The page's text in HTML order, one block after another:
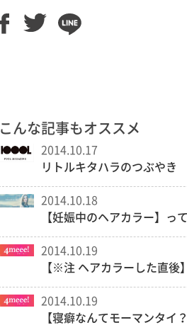
こんな記事もオススメ
2014.10.17
リトルキタハラのつぶやき
2014.10.18
【妊娠中のヘアカラー】っ
2014.10.19
【※注 ヘアカラーした直
2014.10.19
【寝癖なんてモーマンタイ